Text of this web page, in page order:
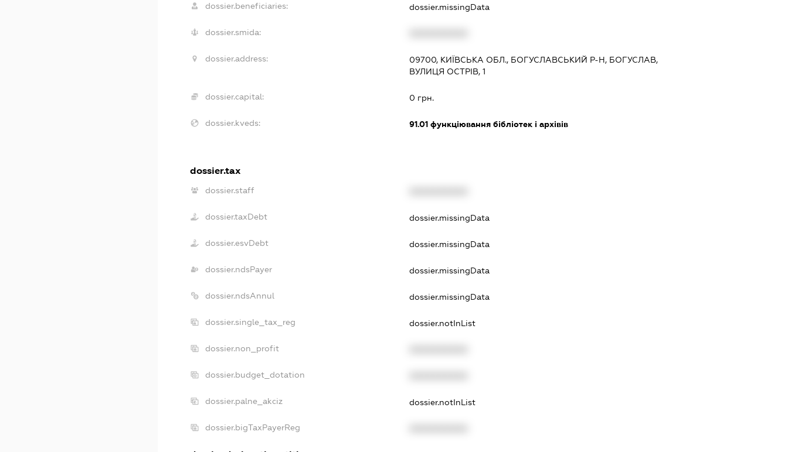
dossier.beneficiaries: dossier.missingData
dossier.smida:
dossier.address:
09700, КИЇВСЬКА ОБЛ., БОГУСЛАВСЬКИЙ Р-Н, БОГУСЛАВ,
ВУЛИЦЯ ОСТРІВ, 1
dossier.capital: 0 грн.
dossier.kveds: 91.01функціювання бібліотек і архівів
dossier.tax
dossier.staff
dossier.taxDebt dossier.missingData
dossier.esvDebt dossier.missingData
dossier.ndsPayer dossier.missingData
dossier.ndsAnnul dossier.missingData
dossier.single_tax_reg dossier.notInList
dossier.non_profit
dossier.budget_dotation
dossier.palne_akciz dossier.notInList
dossier.bigTaxPayerReg